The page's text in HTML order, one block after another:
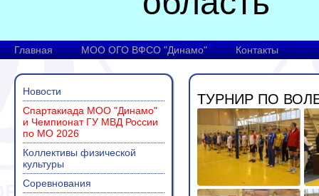
Главная МОО ОГО ВФСО "Динамо" Контакты
Новости
Спартакиада МОО "Динамо"
и Чемпионат ГУ МВД России
по МО 2026
Коллективы физической
культуры
Соревнования
ТУРНИР ПО